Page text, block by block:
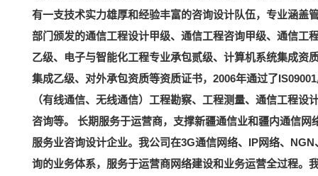
有一支技术实力雄厚和经验丰富的咨询设计队伍，专业涵盖
部门颁发的通信工程设计甲级、通信工程咨询甲级、通信工
乙级、电子与智能化工程专业承包贰级、计算机系统集成资
集成乙级、对外承包资质等资质证书，2006年通过了
（有线通信、无线通信）工程勘察、工程测量、通信工程
咨询等。 长期服务于运营商，支撑新疆通信业和疆内通信
服务业咨询设计企业。我公司在3G通信网络、IP网络、
询的业务体系，服务于运营商网络建设和业务运营全过程。